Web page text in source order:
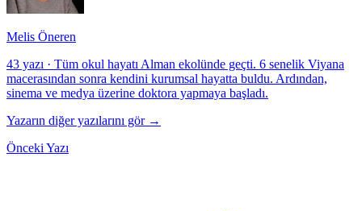
Melis Öneren
43 yazı · Tüm okul hayatı Alman ekolünde geçti. 6 senelik Viyana
macerasından sonra kendini kurumsal hayatta buldu. Ardından,
sinema ve medya üzerine doktora yapmaya başladı.
Yazarın diğer yazılarını gör →
Önceki Yazı